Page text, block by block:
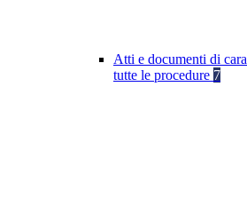
Atti e documenti di
tutte le procedure 7